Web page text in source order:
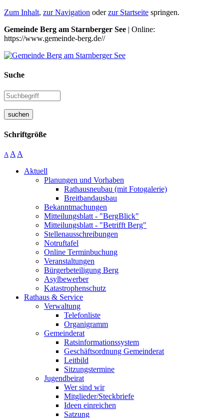
Zum Inhalt, zur Navigation oderzur Startseite springen.
Gemeinde Berg am Starnberger See | Online:
https://www.gemeinde-berg.de//
Suche
suchen
Schriftgröße
A A A
Aktuell
Planungen und Vorhaben
Rathausneubau (mit Fotogalerie)
Breitbandausbau
Bekanntmachungen
Mitteilungsblatt - "BergBlick"
Mitteilungsblatt - "Betrifft Berg"
Stellenausschreibungen
Notruftafel
Online Terminbuchung
Veranstaltungen
Bürgerbeteiligung Berg
Asylbewerber
Katastrophenschutz
Rathaus & Service
Verwaltung
Telefonliste
Organigramm
Gemeinderat
Ratsinformationssystem
Geschäftsordnung Gemeinderat
Leitbild
Sitzungstermine
Jugendbeirat
Wer sind wir
Mitglieder/Steckbriefe
Ideen einreichen
Satzung